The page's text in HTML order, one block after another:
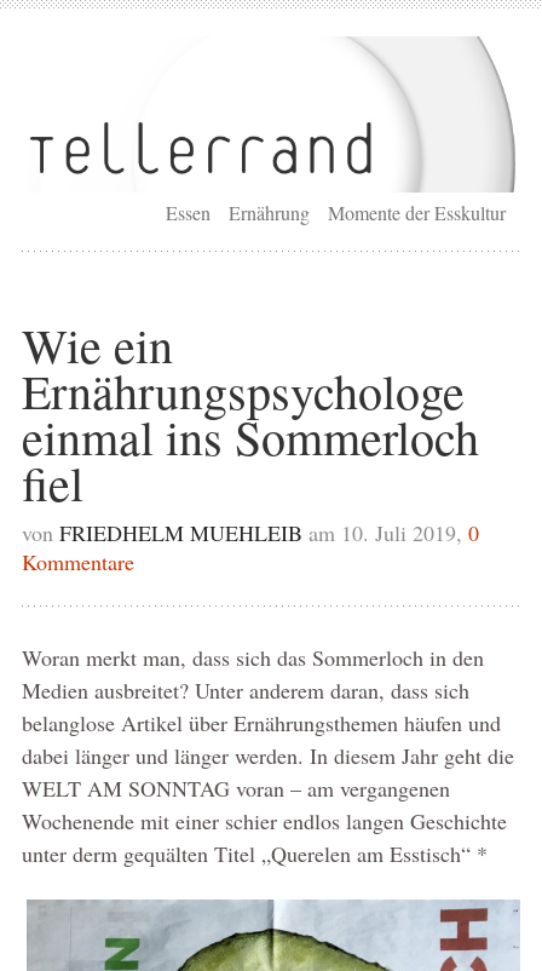
Essen Ernährung Momente der Esskultur
Wie ein
Ernährungspsychologe
einmal ins Sommerloch
fiel
von FRIEDHELM MUEHLEIB am 10. Juli 2019, 0
Kommentare
Woran merkt man, dass sich das Sommerloch in den
Medien ausbreitet? Unter anderem daran, dass sich
belanglose Artikel über Ernährungsthemen häufen und
dabei länger und länger werden. In diesem Jahr geht die
WELT AM SONNTAG voran – am vergangenen
Wochenende mit einer schier endlos langen Geschichte
unter derm gequälten Titel „Querelen am Esstisch“ *